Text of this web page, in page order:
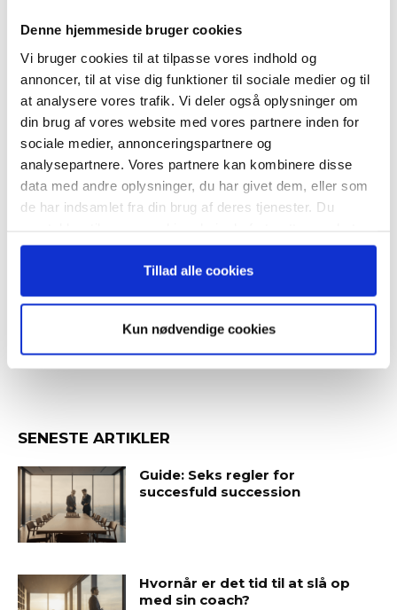
Denne hjemmeside bruger cookies
Vi bruger cookies til at tilpasse vores indhold og
annoncer, til at vise dig funktioner til sociale medier og til
at analysere vores trafik. Vi deler også oplysninger om
din brug af vores website med vores partnere inden for
sociale medier, annonceringspartnere og
analysepartnere. Vores partnere kan kombinere disse
data med andre oplysninger, du har givet dem, eller som
de har indsamlet fra din brug af deres tjenester. Du
anvende vores hjemmeside.
Tillad alle cookies
Kun nødvendige cookies
RELATEREDE ARTIKLER
Guide: Seks regler for
succesfuld succession
med sin coach?
SENESTE ARTIKLER
Guide: Seks regler for
succesfuld succession
Hvornår er det tid til at slå op
med sin coach?
nyhedsbrev
– og modtag Ole Borchs bog
“Succes i en dansk bestyrelse”
Bestyrelsesguidens ugentlige nyhedsbrev samt
Tilmeld